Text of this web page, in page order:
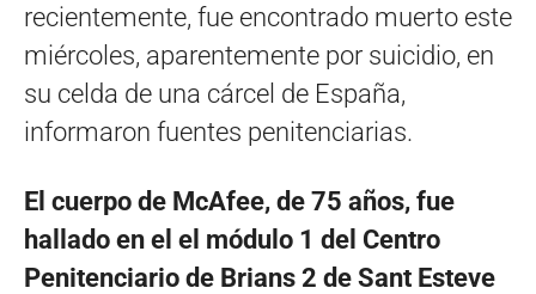
recientemente, fue encontrado muerto este
miércoles, aparentemente por suicidio, en
su celda de una cárcel de España,
informaron fuentes penitenciarias.
El cuerpo de McAfee, de 75 años, fue
hallado en el el módulo 1 del Centro
Penitenciario de Brians 2 de Sant Esteve